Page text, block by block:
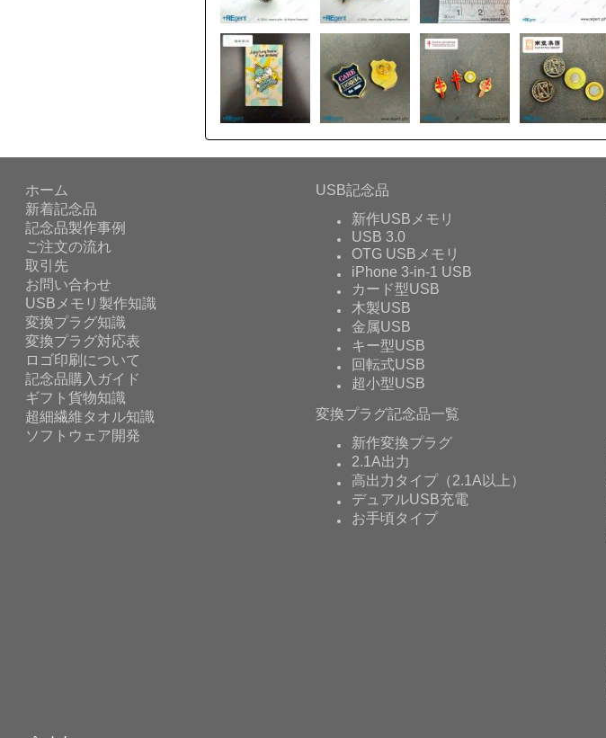
ホーム
新着記念品
記念品製作事例
ご注文の流れ
取引先
お問い合わせ
USBメモリ製作知識
変換プラグ知識
変換プラグ対応表
ロゴ印刷について
記念品購入ガイド
ギフト貨物知識
超細繊維タオル知識
ソフトウェア開発
USB記念品
新作USBメモリ
USB 3.0
OTG USBメモリ
iPhone 3-in-1 USB
カード型USB
木製USB
金属USB
キー型USB
回転式USB
超小型USB
変換プラグ記念品一覧
新作変換プラグ
2.1A出力
高出力タイプ（2.1A以上）
デュアルUSB充電
お手頃タイプ